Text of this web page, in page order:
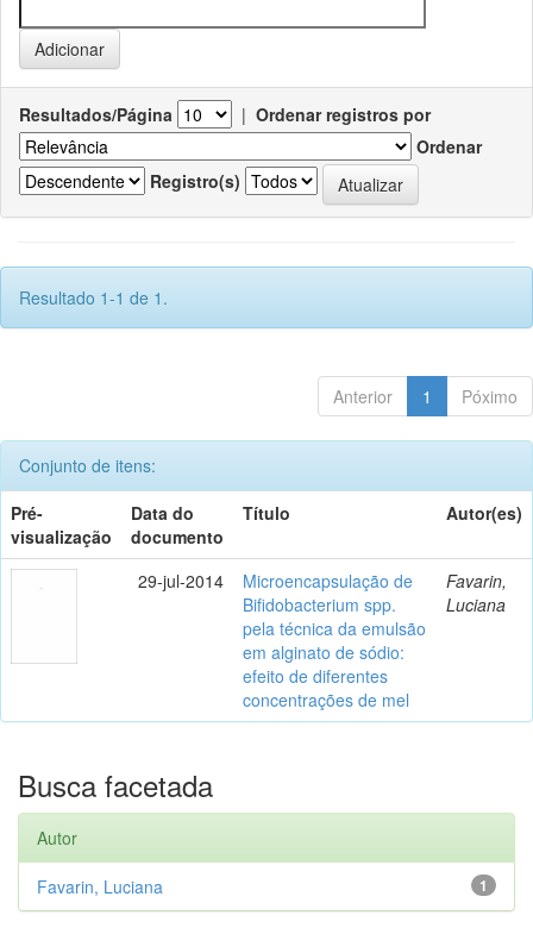
Resultados/Página | Ordenar registros por
Ordenar
Registro(s)
Resultado 1-1 de 1.
Anterior 1 Póximo
Conjunto de itens:
Pré-
visualização
Data do
documento
Título Autor(es)
29-jul-2014
Microencapsulação de
Bifidobacterium spp.
pela técnica da emulsão
em alginato de sódio:
efeito de diferentes
concentrações de mel
Favarin,
Luciana
Busca facetada
Autor
1
Favarin, Luciana